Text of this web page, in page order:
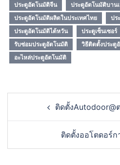
ประตูอัตโนมัติจีน
ประตูอัตโนมัติบาน
ประตูอัตโนมัติผลิตในประเทศไทย
ปร
ประตูอัตโนมัติไต้หวัน
ประตูเซ็นเซอร์
รับซ่อมประตูอัตโนมัติ
วิธีติดตั้งประตู
อะไหล่ประตูอัตโนมัติ
navigationติดตั้งAutodoor@
ติดตั้งออโตดอร์ก